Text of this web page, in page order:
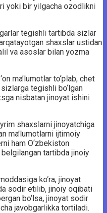
yoki bir yilgacha ozodlikni
tegishli tartibda sizlar
shaxslar ustidan
va asoslar bilan yozma
ma’lumotlar to‘plab, chet
tegishli bo‘lgan
nisbatan jinoyat ishini
shaxslarni jinoyatchiga
ma’lumotlarni ijtimoiy
ham O‘zbekiston
tartibda jinoiy
ko‘ra, jinoyat
sodir etilib, jinoiy oqibati
bo‘lsa, jinoyat sodir
javobgarlikka tortiladi.